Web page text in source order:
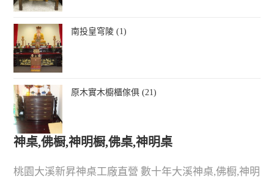
南投皇穹陵 (1)
原木實木櫥櫃傢俱 (21)
神桌,佛橱,神明橱,佛桌,神明桌
桃園大溪新昇神桌工廠直營 數十年大溪神桌,佛橱,神明